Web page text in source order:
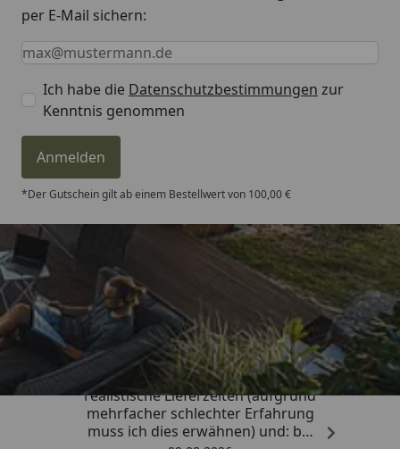
per E-Mail sichern:
Keine Eingabe erforderlich
Eingabe erforderlich
E-Mail *
Ich habe die Datenschutzbestimmungen zur
Kenntnis genommen
Anmelden
*Der Gutschein gilt ab einem Bestellwert von 100,00 €
Trusted Shops
4,81/ 5
„Sehr gute Qualitäts-Markenware,
realistische Lieferzeiten (aufgrund
mehrfacher schlechter Erfahrung
muss ich dies erwähnen) und: bei